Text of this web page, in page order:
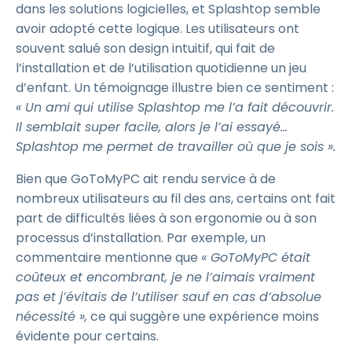
dans les solutions logicielles, et Splashtop semble
avoir adopté cette logique. Les utilisateurs ont
souvent salué son design intuitif, qui fait de
l’installation et de l’utilisation quotidienne un jeu
d’enfant. Un témoignage illustre bien ce sentiment :
« Un ami qui utilise Splashtop me l’a fait découvrir.
Il semblait super facile, alors je l’ai essayé...
Splashtop me permet de travailler où que je sois ».
Bien que GoToMyPC ait rendu service à de
nombreux utilisateurs au fil des ans, certains ont fait
part de difficultés liées à son ergonomie ou à son
processus d’installation. Par exemple, un
commentaire mentionne que « GoToMyPC était
coûteux et encombrant, je ne l’aimais vraiment
pas et j’évitais de l’utiliser sauf en cas d’absolue
nécessité », ce qui suggère une expérience moins
évidente pour certains.